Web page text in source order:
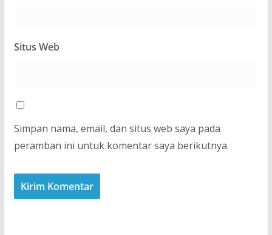
Situs Web
Simpan nama, email, dan situs web saya pada
peramban ini untuk komentar saya berikutnya.